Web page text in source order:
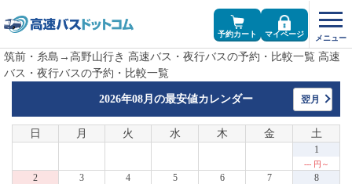
予約カート マイページ
筑前・糸島→高野山行き 高速バス・夜行バスの予約・比較一覧 高速
バス・夜行バスの予約・比較一覧
2026年08月の最安値カレンダー 翌月
日 月 火 水 木 金 土
1
--- 円～
2 3 4 5 6 7 8